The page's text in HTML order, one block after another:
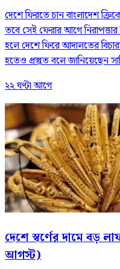
দেশে ফিরতে চান বাংলাদেশ
তবে সেই ফেরার আগে নিরাপত্তার
হলে দেশে ফিরে আদালতের
হতেও প্রস্তুত বলে জানিয়েছেন
২২ ঘণ্টা আগে
দেশে স্বর্ণের দামে বড়
আগস্ট)